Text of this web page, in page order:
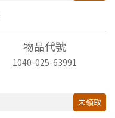
物品代號
1040-025-63991
未領取